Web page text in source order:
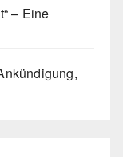
– Eine